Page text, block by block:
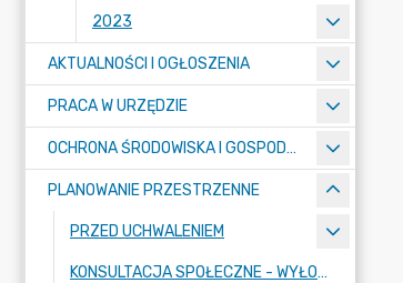
2023
AKTUALNOŚCI I OGŁOSZENIA
PRACA W URZĘDZIE
OCHRONA ŚRODOWISKA I GOSPODARKA KOMUNALNA
PLANOWANIE PRZESTRZENNE
PRZED UCHWALENIEM
KONSULTACJA SPOŁECZNE - WYŁOŻENIE